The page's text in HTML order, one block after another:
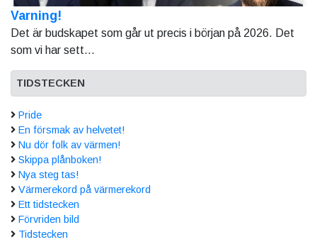
Varning!
Det är budskapet som går ut precis i början på 2026. Det
som vi har sett...
TIDSTECKEN
Pride
En försmak av helvetet!
Nu dör folk av värmen!
Skippa plånboken!
Nya steg tas!
Värmerekord på värmerekord
Ett tidstecken
Förvriden bild
Tidstecken